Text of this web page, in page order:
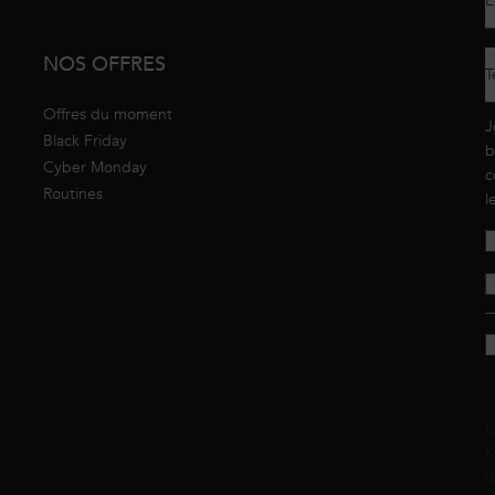
NOS OFFRES
Offres du moment
Black Friday
Cyber Monday
Routines